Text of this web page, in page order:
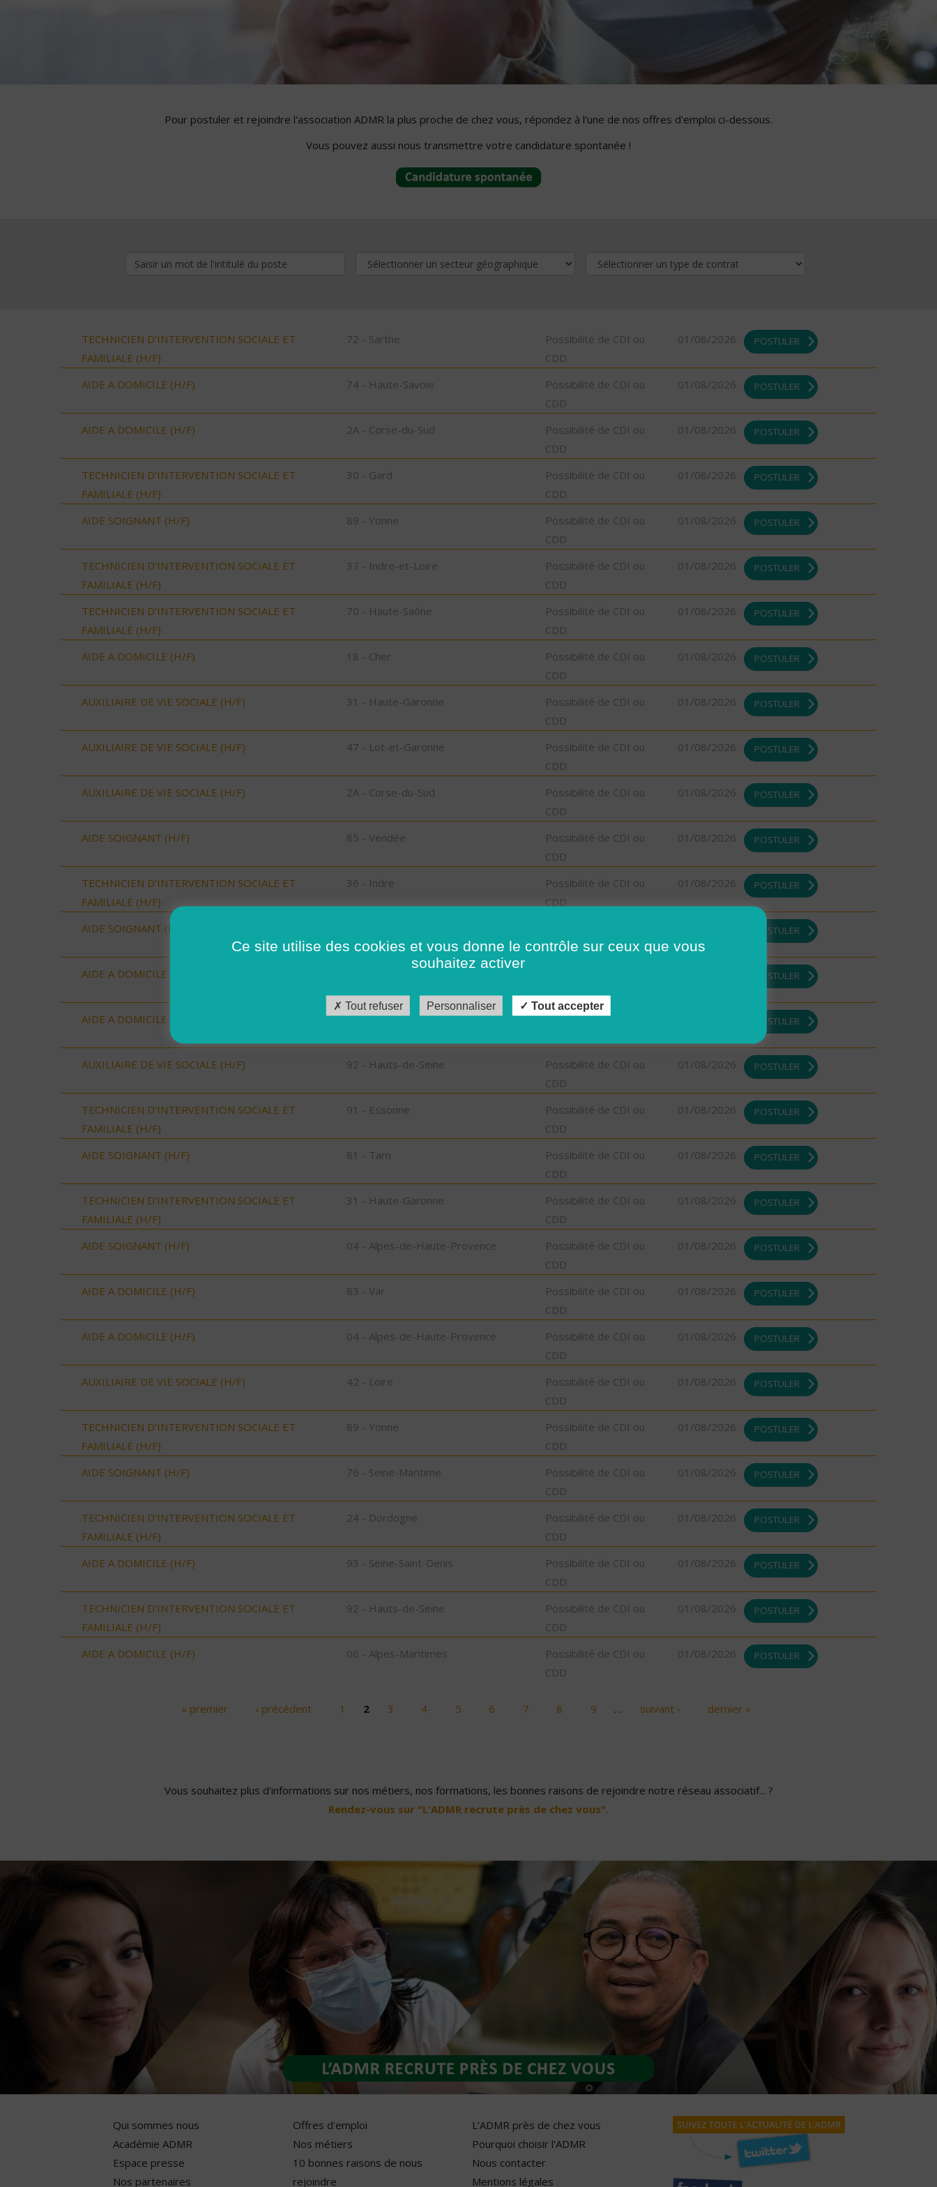
Pour postuler et rejoindre l'association ADMR la plus proche de chez vous, répondez à l'une de nos offres d'emploi ci-dessous.
Vous pouvez aussi nous transmettre votre candidature spontanée !
TECHNICIEN D’INTERVENTION SOCIALE ET
FAMILIALE (H/F)
72 - Sarthe
Possibilité de CDI ou
CDD
01/08/2026 POSTULER
AIDE A DOMICILE (H/F) 74 - Haute-Savoie
Possibilité de CDI ou
CDD
01/08/2026 POSTULER
AIDE A DOMICILE (H/F) 2A - Corse-du-Sud
Possibilité de CDI ou
CDD
01/08/2026 POSTULER
TECHNICIEN D’INTERVENTION SOCIALE ET
FAMILIALE (H/F)
30 - Gard
Possibilité de CDI ou
CDD
01/08/2026 POSTULER
AIDE SOIGNANT (H/F) 89 - Yonne
Possibilité de CDI ou
CDD
01/08/2026 POSTULER
TECHNICIEN D’INTERVENTION SOCIALE ET
FAMILIALE (H/F)
37 - Indre-et-Loire
Possibilité de CDI ou
CDD
01/08/2026 POSTULER
TECHNICIEN D’INTERVENTION SOCIALE ET
FAMILIALE (H/F)
70 - Haute-Saône
Possibilité de CDI ou
CDD
01/08/2026 POSTULER
AIDE A DOMICILE (H/F) 18 - Cher
Possibilité de CDI ou
CDD
01/08/2026 POSTULER
AUXILIAIRE DE VIE SOCIALE (H/F) 31 - Haute-Garonne
Possibilité de CDI ou
CDD
01/08/2026 POSTULER
AUXILIAIRE DE VIE SOCIALE (H/F) 47 - Lot-et-Garonne
Possibilité de CDI ou
CDD
01/08/2026 POSTULER
AUXILIAIRE DE VIE SOCIALE (H/F) 2A - Corse-du-Sud
Possibilité de CDI ou
CDD
01/08/2026 POSTULER
AIDE SOIGNANT (H/F) 85 - Vendée
Possibilité de CDI ou
CDD
01/08/2026 POSTULER
TECHNICIEN D’INTERVENTION SOCIALE ET
FAMILIALE (H/F)
36 - Indre
Possibilité de CDI ou
CDD
01/08/2026 POSTULER
AIDE SOIGNANT (H/F)
CDD
POSTULER
AIDE A DOMICILE (H/F)
CDD
POSTULER
AIDE A DOMICILE (H/F) 15 - Cantal
Possibilité de CDI ou
POSTULER
AUXILIAIRE DE VIE SOCIALE (H/F) 92 - Hauts-de-Seine
Possibilité de CDI ou
CDD
01/08/2026 POSTULER
TECHNICIEN D’INTERVENTION SOCIALE ET
FAMILIALE (H/F)
91 - Essonne
Possibilité de CDI ou
CDD
01/08/2026 POSTULER
AIDE SOIGNANT (H/F) 81 - Tarn
Possibilité de CDI ou
CDD
01/08/2026 POSTULER
TECHNICIEN D’INTERVENTION SOCIALE ET
FAMILIALE (H/F)
31 - Haute-Garonne
Possibilité de CDI ou
CDD
01/08/2026 POSTULER
AIDE SOIGNANT (H/F) 04 - Alpes-de-Haute-Provence
Possibilité de CDI ou
CDD
01/08/2026 POSTULER
AIDE A DOMICILE (H/F) 83 - Var
Possibilité de CDI ou
CDD
01/08/2026 POSTULER
AIDE A DOMICILE (H/F) 04 - Alpes-de-Haute-Provence
Possibilité de CDI ou
CDD
01/08/2026 POSTULER
AUXILIAIRE DE VIE SOCIALE (H/F) 42 - Loire
Possibilité de CDI ou
CDD
01/08/2026 POSTULER
TECHNICIEN D’INTERVENTION SOCIALE ET
FAMILIALE (H/F)
89 - Yonne
Possibilité de CDI ou
CDD
01/08/2026 POSTULER
AIDE SOIGNANT (H/F) 76 - Seine-Maritime
Possibilité de CDI ou
CDD
01/08/2026 POSTULER
TECHNICIEN D’INTERVENTION SOCIALE ET
FAMILIALE (H/F)
24 - Dordogne
Possibilité de CDI ou
CDD
01/08/2026 POSTULER
AIDE A DOMICILE (H/F) 93 - Seine-Saint-Denis
Possibilité de CDI ou
CDD
01/08/2026 POSTULER
TECHNICIEN D’INTERVENTION SOCIALE ET
FAMILIALE (H/F)
92 - Hauts-de-Seine
Possibilité de CDI ou
CDD
01/08/2026 POSTULER
AIDE A DOMICILE (H/F) 06 - Alpes-Maritimes
Possibilité de CDI ou
CDD
01/08/2026 POSTULER
« premier ‹ précédent 1 2 3 4 5 6 7 8 9 … suivant › dernier »
Vous souhaitez plus d'informations sur nos métiers, nos formations, les bonnes raisons de rejoindre notre réseau associatif... ?
Rendez-vous sur "L'ADMR recrute près de chez vous".
Qui sommes nous
Académie ADMR
Espace presse
Nos partenaires
Offres d'emploi
Nos métiers
10 bonnes raisons de nous
rejoindre
L'ADMR près de chez vous
Pourquoi choisir l'ADMR
Nous contacter
Mentions légales
Ce site utilise des cookies et vous donne le contrôle sur ceux que vous
souhaitez activer
Tout refuser Personnaliser Tout accepter